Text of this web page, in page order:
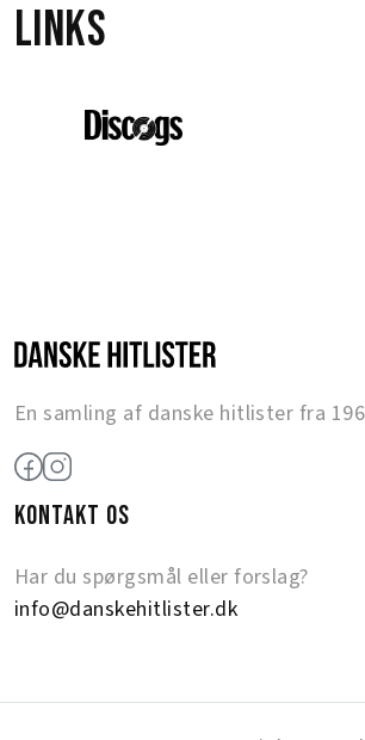
Links
En samling af danske hitlister fra
KONTAKT OS
Har du spørgsmål eller forslag?
info@danskehitlister.dk